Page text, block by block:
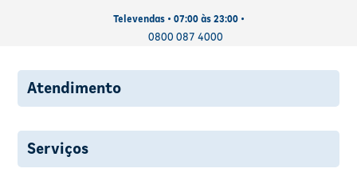
Televendas • 07:00 às 23:00 •
0800 087 4000
Atendimento
Serviços